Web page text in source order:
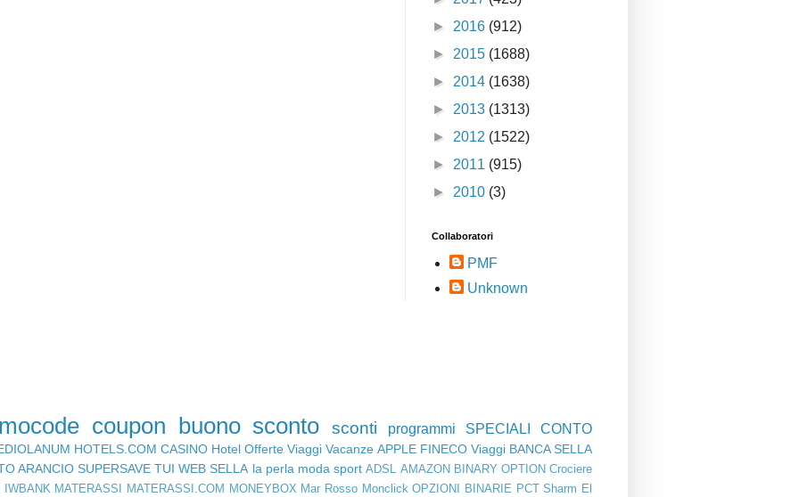
► 2016 (912)
► 2015 (1688)
► 2014 (1638)
► 2013 (1313)
► 2012 (1522)
► 2011 (915)
► 2010 (3)
Collaboratori
PMF
Unknown
coupon buono sconto sconti programmi SPECIALI
CONTO
HOTELS.COM CASINO Hotel Offerte Viaggi Vacanze APPLE FINECO Viaggi BANCA SELLA
ARANCIO SUPERSAVE TUI WEB SELLA la perla moda sport ADSL AMAZON BINARY OPTION Crociere
IWBANK MATERASSI MATERASSI.COM MONEYBOX Mar Rosso Monclick OPZIONI BINARIE PCT Sharm El